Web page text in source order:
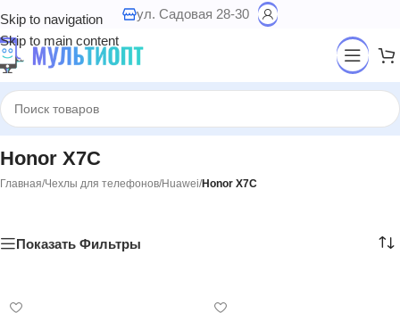
Skip to navigation
Skip to main content
ул. Садовая 28-30
Honor X7C
Главная/Чехлы для телефонов/Huawei/Honor X7C
Показать Фильтры